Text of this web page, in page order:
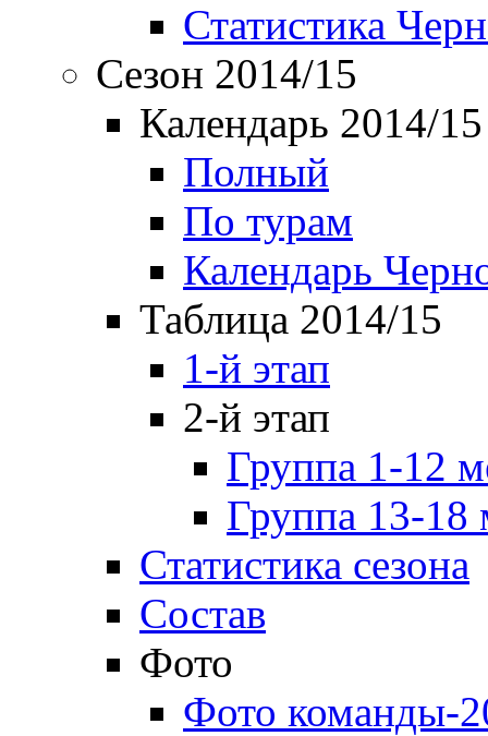
Статистика
Сезон 2014/15
Календарь 2014/15
Полный
По турам
Календарь
Таблица 2014/15
1-й этап
2-й этап
Группа 1-12
Группа 13-18
Статистика сезона
Состав
Фото
Фото команды-